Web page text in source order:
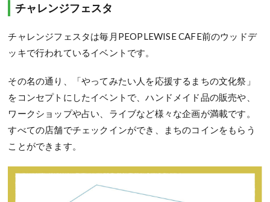
チャレンジフェスタ
チャレンジフェスタは毎月PEOPLEWISE CAFE前のウッドデ
ッキで行われているイベントです。
その名の通り、「やってみたい人を応援するまちの文化祭」
をコンセプトにしたイベントで、ハンドメイド品の販売や、
ワークショップや占い、ライブなど様々な企画が満載です。
すべての店舗でチェックインができ、まちのコインをもらう
ことができます。